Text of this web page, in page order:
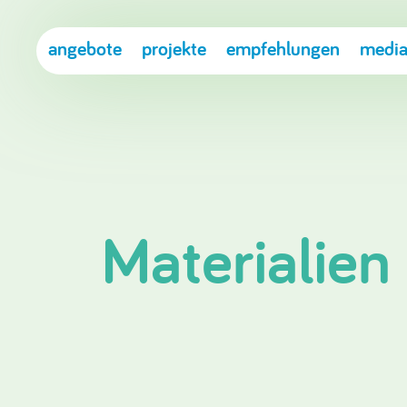
angebote projekte empfehlungen
Materialien